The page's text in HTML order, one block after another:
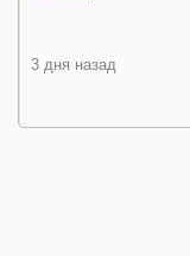
3 дня назад